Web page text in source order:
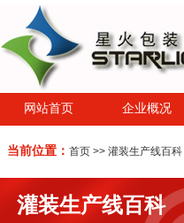
网站首页 企业概况
当前位置： 首页 >> 灌装生产线百科
灌装生产线百科